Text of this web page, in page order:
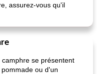
assurez-vous qu'il
se présentent
ou d'un